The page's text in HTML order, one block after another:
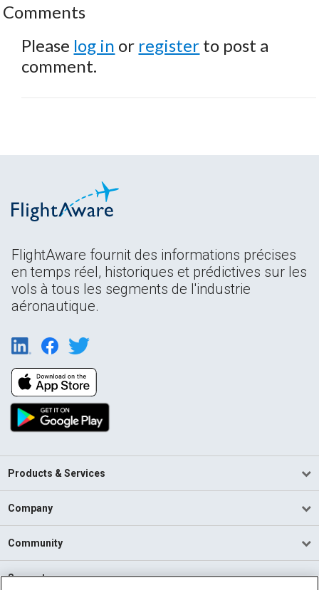
Comments
Please log in or register to post a
comment.
FlightAware fournit des informations précises
en temps réel, historiques et prédictives sur les
vols à tous les segments de l'industrie
aéronautique.
Products & Services
Company
Community
Support